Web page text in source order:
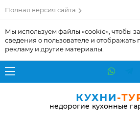
Полная версия сайта
Мы используем файлы «cookie», чтобы
сведения о пользователе и
рекламу и другие материалы.
КУХНИ-
недорогие кухонные